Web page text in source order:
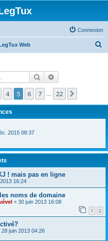
Connexion
Web
r
Rechercher
4 5 6 7 22
2015 08:37
! mais pas en ligne
16:24
noms de domaine
« 30 juin 2013 16:08
1 2
28 juin 2013 04:26